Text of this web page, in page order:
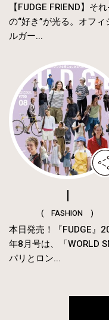
【FUDGE FRIEND】そ
の“好き”が光る。オフィ
ルガー...
( FASHION )
本日発売！『FUDGE』
年8月号は、「WORLD
パリとロン...